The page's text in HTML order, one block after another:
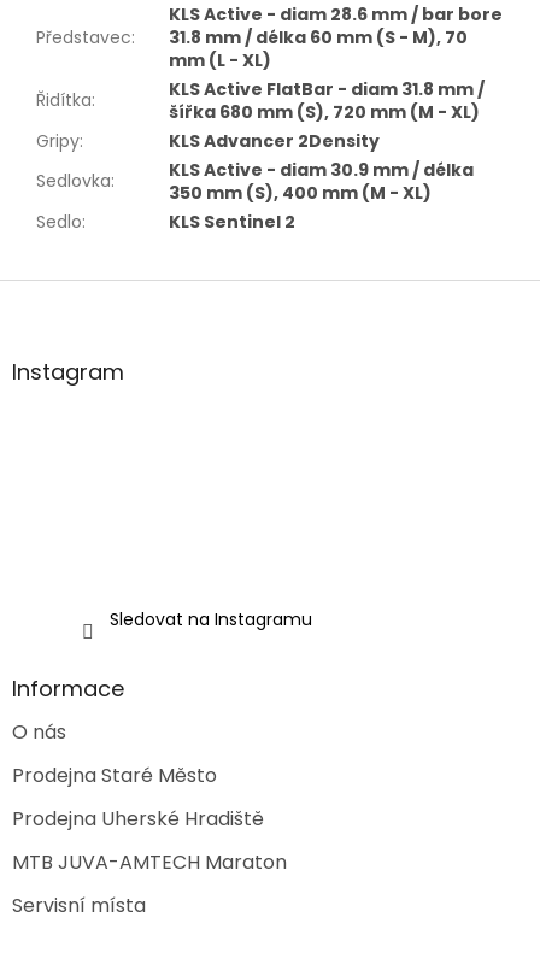
Představec:
KLS Active - diam 28.6 mm / bar bore
31.8 mm / délka 60 mm (S - M), 70
mm (L - XL)
Řidítka:
KLS Active FlatBar - diam 31.8 mm /
šířka 680 mm (S), 720 mm (M - XL)
Gripy:
KLS Advancer 2Density
Sedlovka:
KLS Active - diam 30.9 mm / délka
350 mm (S), 400 mm (M - XL)
Sedlo: KLS Sentinel 2
Z
aInstagram
Sledovat na Instagramu
Informace
O nás
Prodejna Staré Město
Prodejna Uherské Hradiště
MTB JUVA-AMTECH Maraton
Servisní místa